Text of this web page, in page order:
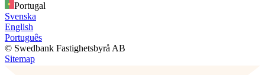
Portugal
Svenska
English
Português
© Swedbank Fastighetsbyrå AB
Sitemap